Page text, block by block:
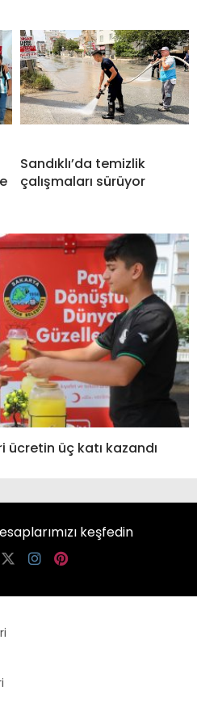
Sandıklı’da temizlik
çalışmaları sürüyor
ücretin üç katı kazandı
keşfedin